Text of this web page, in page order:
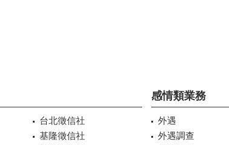
台北徵信社
基隆徵信社
感情類業務
外遇
外遇調查